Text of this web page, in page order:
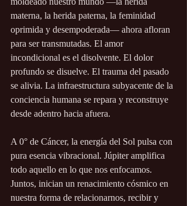
materna, la herida paterna, la feminidad
oprimida y desempoderada— ahora afloran
para ser transmutadas. El amor
incondicional es el disolvente. El dolor
profundo se disuelve. El trauma del pasado
se alivia. La infraestructura subyacente de la
conciencia humana se repara y reconstruye
desde adentro hacia afuera.
A 0° de Cáncer, la energía del Sol pulsa con
pura esencia vibracional. Júpiter amplifica
todo aquello en lo que nos enfocamos.
Juntos, inician un renacimiento cósmico en
nuestra forma de relacionarnos, recibir y